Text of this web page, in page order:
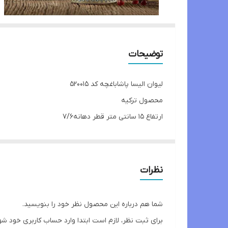
توضیحات
لیوان الیسا پاشاباغچه کد ۵۲۰۰۱۵
محصول ترکیه
ارتفاع ۱۵ سانتی متر قطر دهانه7/6
نظرات
شما هم درباره این محصول نظر خود را بنویسید.
برای ثبت نظر، لازم است ابتدا وارد حساب کاربری خود